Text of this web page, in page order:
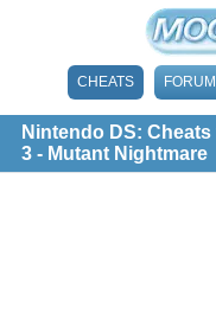
CHEATS FORUM
Nintendo DS:
3 - Mutant Nightmare